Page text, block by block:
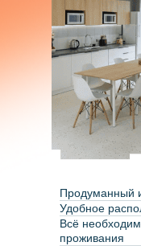
Продуманный
Удобное
Всё
проживания